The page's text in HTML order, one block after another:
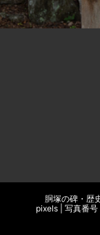
胴塚の碑・歴
pixels | 写真番